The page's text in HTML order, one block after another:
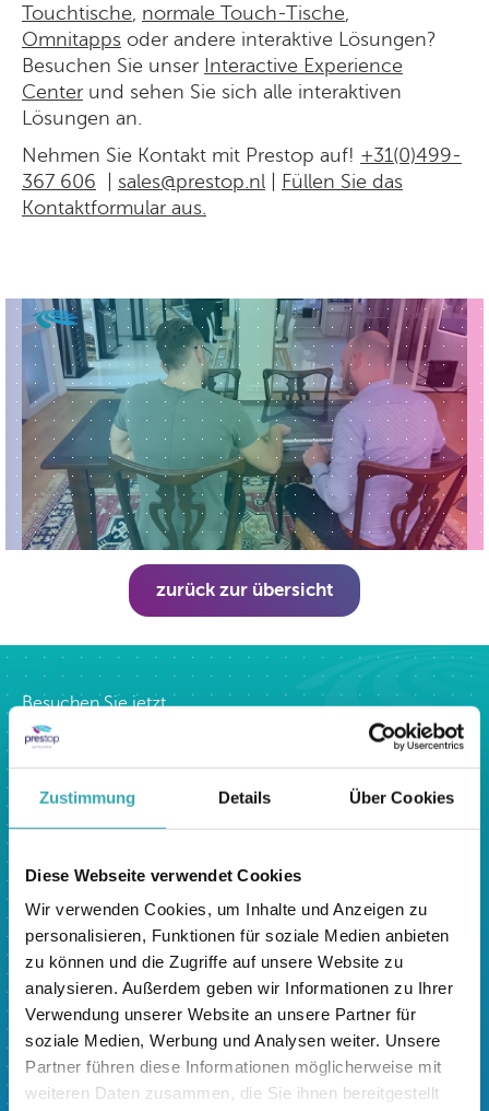
Zustimmung Details Über Cookies
Diese Webseite verwendet Cookies
Wir verwenden Cookies, um Inhalte und Anzeigen zu
personalisieren, Funktionen für soziale Medien anbieten
zu können und die Zugriffe auf unsere Website zu
analysieren. Außerdem geben wir Informationen zu Ihrer
Verwendung unserer Website an unsere Partner für
soziale Medien, Werbung und Analysen weiter. Unsere
Partner führen diese Informationen möglicherweise mit
weiteren Daten zusammen, die Sie ihnen bereitgestellt
Touchtische, normale Touch-Tische,
Omnitapps oder andere interaktive Lösungen?
Besuchen Sie unser Interactive Experience
Center und sehen Sie sich alle interaktiven
Lösungen an.
Nehmen Sie Kontakt mit Prestop auf! +31(0)499-
367 606
sales@prestop.nl
Füllen Sie das
Kontaktformular aus.
zurück zur übersicht
Besuchen Sie jetzt
unser interaktives
Erlebniszentrum.
Prestop verfügt über das größte interaktive
eingeladen, unseren Showroom am Ekkersrijt
4611 in Son en Breugel zu besuchen, wo wir
Ihnen alle unsere Lösungen zeigen können.
Sie bevorzugen Online? Unsere Spezialisten
führen Sie gerne mit dem iPhone und Zoom
durch unser Interactive Experience Center. Es
werden Live-Bilder gezeigt, und Sie können direkt
von zu Hause/vom Arbeitsplatz aus Fragen
stellen. Buchen Sie jetzt einen Termin: